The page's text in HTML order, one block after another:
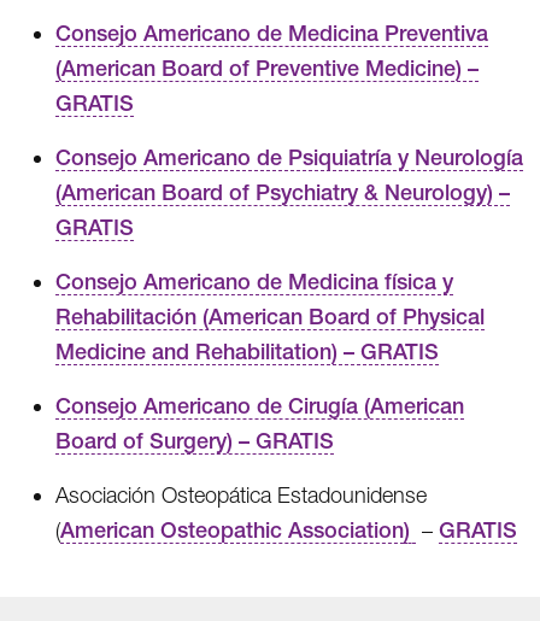
Consejo Americano de Medicina Preventiva
(American Board of Preventive Medicine) –
GRATIS
Consejo Americano de Psiquiatría y Neurología
(American Board of Psychiatry & Neurology) –
GRATIS
Consejo Americano de Medicina física y
Rehabilitación (American Board of Physical
Medicine and Rehabilitation) – GRATIS
Consejo Americano de Cirugía (American
Board of Surgery) – GRATIS
Asociación Osteopática Estadounidense
(American Osteopathic Association) – GRATIS